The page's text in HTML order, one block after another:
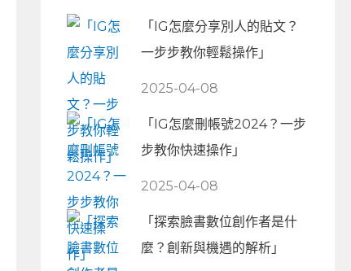
「IG怎麼分享別人的貼文？
一步步教你輕鬆操作」
2025-04-08
「IG怎麼刪帳號2024？一步
步教你快速操作」
2025-04-08
「探索臉書數位創作者是什
麼？創新與機遇的解析」